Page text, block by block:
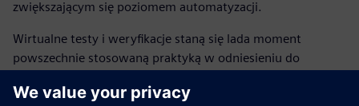
zwiększającym się poziomem automatyzacji.
Wirtualne testy i weryfikacje staną się lada moment
powszechnie stosowaną praktyką w odniesieniu do
producentów OEM, takich jak autonomiczne systemy